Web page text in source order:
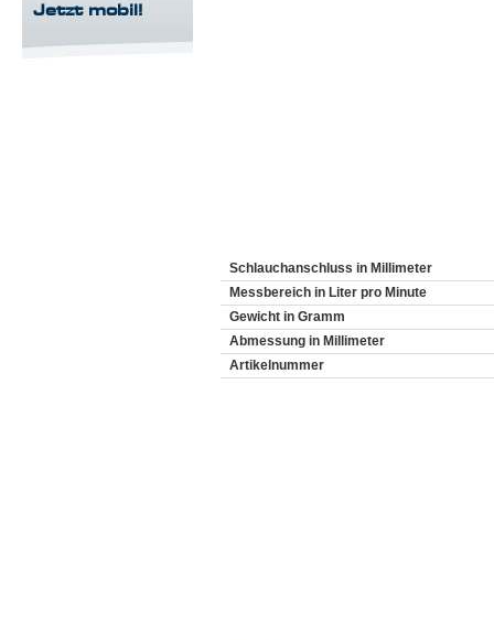
Schlauchanschluss in Millimeter
Messbereich in Liter pro Minute
Gewicht in Gramm
Abmessung in Millimeter
Artikelnummer
Jetzt mobil!